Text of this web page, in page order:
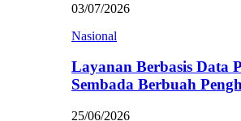
03/07/2026
Nasional
Layanan Berbasis Data
Sembada Berbuah
25/06/2026